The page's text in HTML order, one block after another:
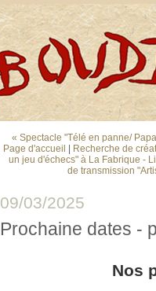
« Spectacle "Télé en panne/
Page d'accueil
Recherche de
un jeu d'échecs" à La Fabrique -
de transmission
09/03/2025
Prochaine dates -
Nos